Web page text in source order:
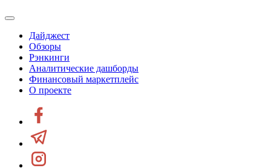
Дайджест
Обзоры
Рэнкинги
Аналитические дашборды
Финансовый маркетплейс
О проекте